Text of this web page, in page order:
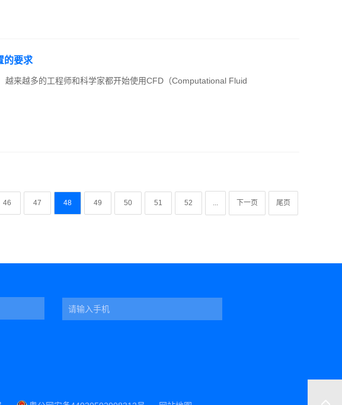
的要求
越来越多的工程师和科学家都开始使用CFD（Computational Fluid
46 47 48 49 50 51 52 ... 下一页 尾页